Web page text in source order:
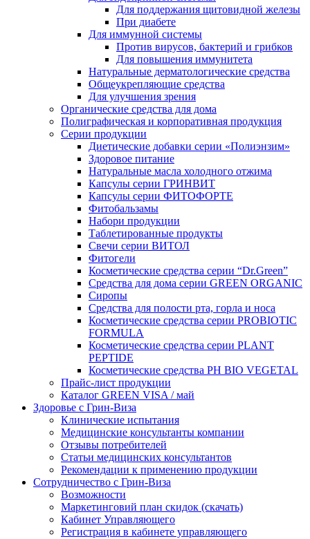
Для поддержания щитовидной железы
При диабете
Для иммунной системы
Против вирусов, бактерий и грибков
Для повышения иммунитета
Натуральные дерматологические средства
Общеукрепляющие средства
Для улучшения зрения
Органические средства для дома
Полиграфическая и корпоративная продукция
Серии продукции
Диетические добавки серии «Полиэнзим»
Здоровое питание
Натуральные масла холодного отжима
Капсулы серии ГРИНВИТ
Капсулы серии ФИТОФОРТЕ
Фитобальзамы
Набори продукции
Таблетированные продукты
Свечи серии ВИТОЛ
Фитогели
Косметические средства серии “Dr.Green”
Средства для дома серии GREEN ORGANIC
Сиропы
Средства для полости рта, горла и носа
Косметические средства серии PROBIOTIC
FORMULA
Косметические средства серии PLANT
PEPTIDE
Косметические средства PH BIO VEGETAL
Прайс-лист продукции
Каталог GREEN VISA / май
Здоровье с Грин-Виза
Клинические испытания
Медицинские консультанты компании
Отзывы потребителей
Статьи медицинских консультантов
Рекомендации к применению продукции
Сотрудничество с Грин-Виза
Возможности
Маркетинговий план скидок (скачать)
Кабинет Управляющего
Регистрация в кабинете управляющего